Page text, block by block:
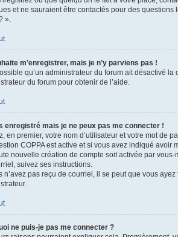
et ne sauraient être contactés pour des
».
m’enregistrer, mais je n’y parviens pas !
qu’un administrateur du forum ait désactivé
du forum pour obtenir de l’aide.
enregistré mais je ne peux pas me connecter !
en premier, votre nom d’utilisateur et votre mot de
COPPA est active et si vous avez indiqué
nouvelle création de compte soit activée par
suivez ses instructions.
n’avez pas reçu de courriel, il se peut que vous
ne puis-je pas me connecter ?